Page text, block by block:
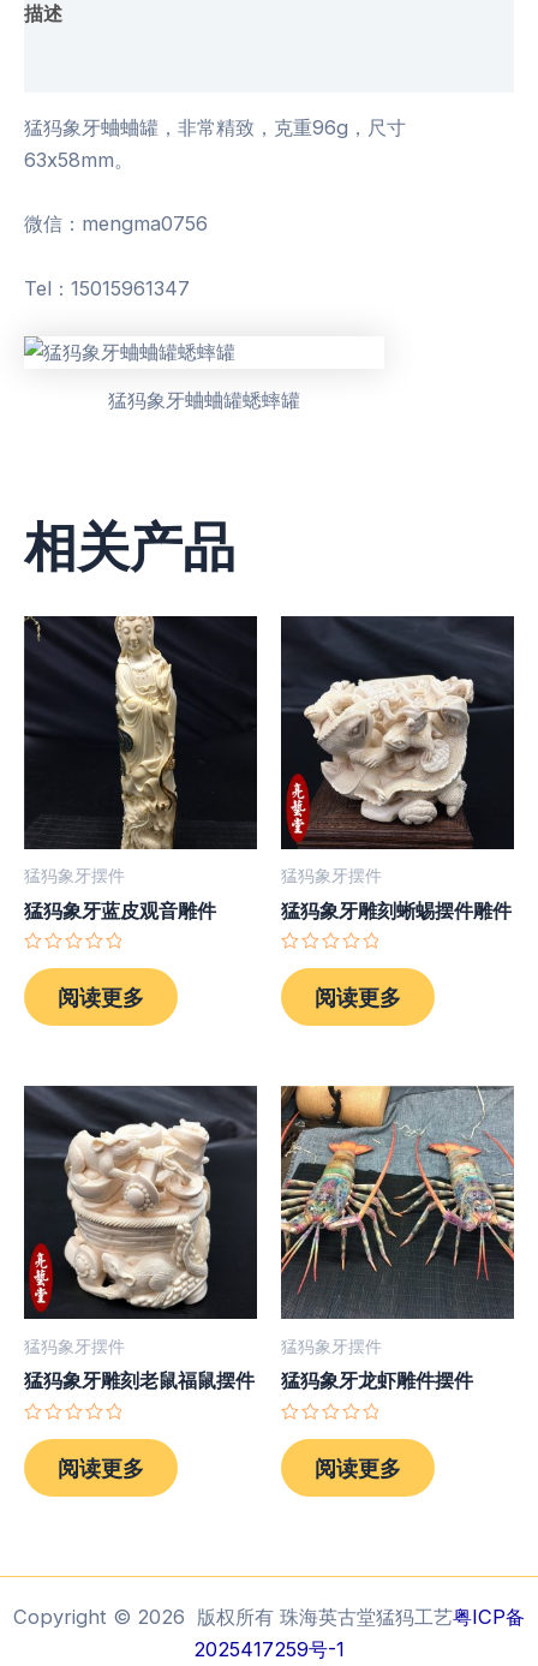
描述
猛犸象牙蛐蛐罐，非常精致，克重96g，尺寸
63x58mm。
微信：mengma0756
Tel：15015961347
猛犸象牙蛐蛐罐蟋蟀罐
相关产品
猛犸象牙摆件
猛犸象牙蓝皮观音雕件
评
分
0
&sol;
阅读更多
猛犸象牙摆件
猛犸象牙雕刻蜥蜴摆件雕件
评
分
0
&sol;
阅读更多
猛犸象牙摆件
猛犸象牙雕刻老鼠福鼠摆件
分
0
&sol;
阅读更多
猛犸象牙摆件
猛犸象牙龙虾雕件摆件
分
0
&sol;
阅读更多
Copyright © 2026 版权所有 珠海英古堂猛犸工艺粤ICP备
2025417259号-1